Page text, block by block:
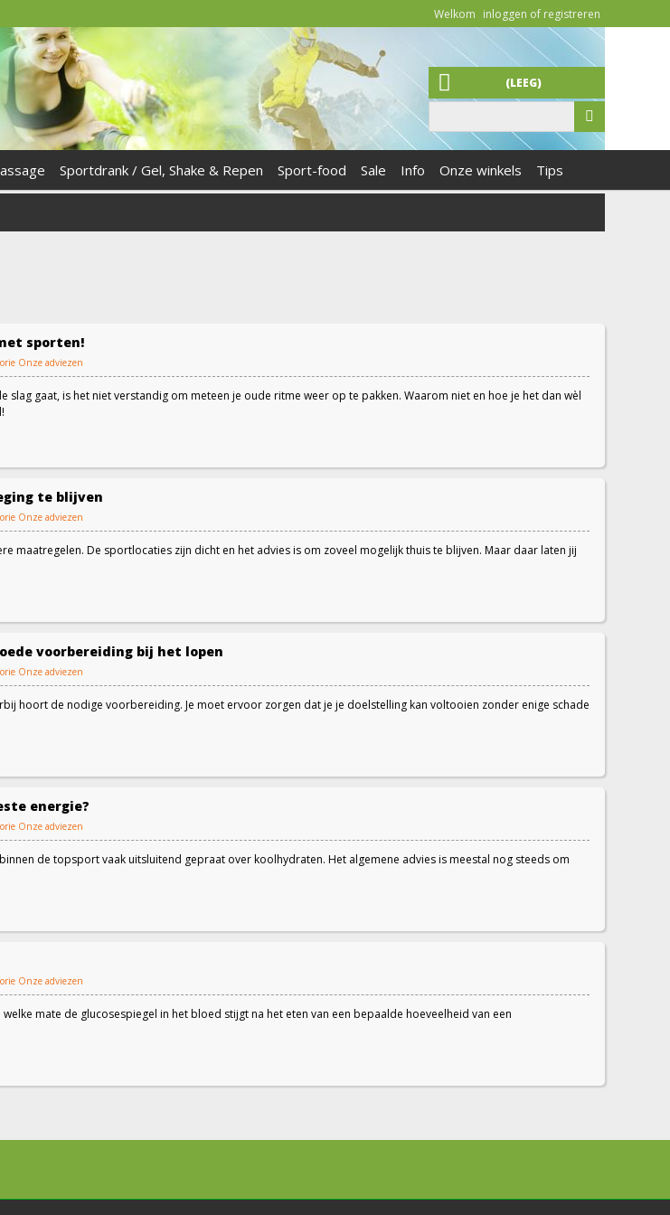
Welkom inloggen of registreren
(LEEG)
Sportdrank / Gel, Shake & Repen Sport-food Sale Info Onze winkels Tips
sporten!
Onze adviezen
slag gaat, is het niet verstandig om meteen je oude ritme weer op te pakken. Waarom niet en hoe je het dan wèl
te blijven
Onze adviezen
maatregelen. De sportlocaties zijn dicht en het advies is om zoveel mogelijk thuis te blijven. Maar daar laten jij
voorbereiding bij het lopen
Onze adviezen
hoort de nodige voorbereiding. Je moet ervoor zorgen dat je je doelstelling kan voltooien zonder enige schade
energie?
Onze adviezen
de topsport vaak uitsluitend gepraat over koolhydraten. Het algemene advies is meestal nog steeds om
Onze adviezen
welke mate de glucosespiegel in het bloed stijgt na het eten van een bepaalde hoeveelheid van een